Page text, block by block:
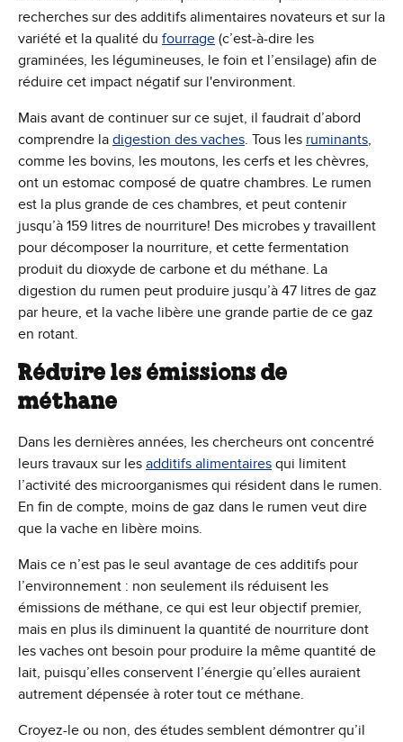
recherches sur des additifs alimentaires novateurs et sur la
variété et la qualité du fourrage (c’est-à-dire les
graminées, les légumineuses, le foin et l’ensilage) afin de
réduire cet impact négatif sur l'environment.
Mais avant de continuer sur ce sujet, il faudrait d’abord
comprendre la digestion des vaches. Tous les ruminants,
comme les bovins, les moutons, les cerfs et les chèvres,
ont un estomac composé de quatre chambres. Le rumen
est la plus grande de ces chambres, et peut contenir
jusqu’à 159 litres de nourriture! Des microbes y travaillent
pour décomposer la nourriture, et cette fermentation
produit du dioxyde de carbone et du méthane. La
digestion du rumen peut produire jusqu’à 47 litres de gaz
par heure, et la vache libère une grande partie de ce gaz
en rotant.
Réduire les émissions de
méthane
Dans les dernières années, les chercheurs ont concentré
leurs travaux sur les additifs alimentaires qui limitent
l’activité des microorganismes qui résident dans le rumen.
En fin de compte, moins de gaz dans le rumen veut dire
que la vache en libère moins.
Mais ce n’est pas le seul avantage de ces additifs pour
l’environnement : non seulement ils réduisent les
émissions de méthane, ce qui est leur objectif premier,
mais en plus ils diminuent la quantité de nourriture dont
les vaches ont besoin pour produire la même quantité de
lait, puisqu’elles conservent l’énergie qu’elles auraient
autrement dépensée à roter tout ce méthane.
Croyez-le ou non, des études semblent démontrer qu’il